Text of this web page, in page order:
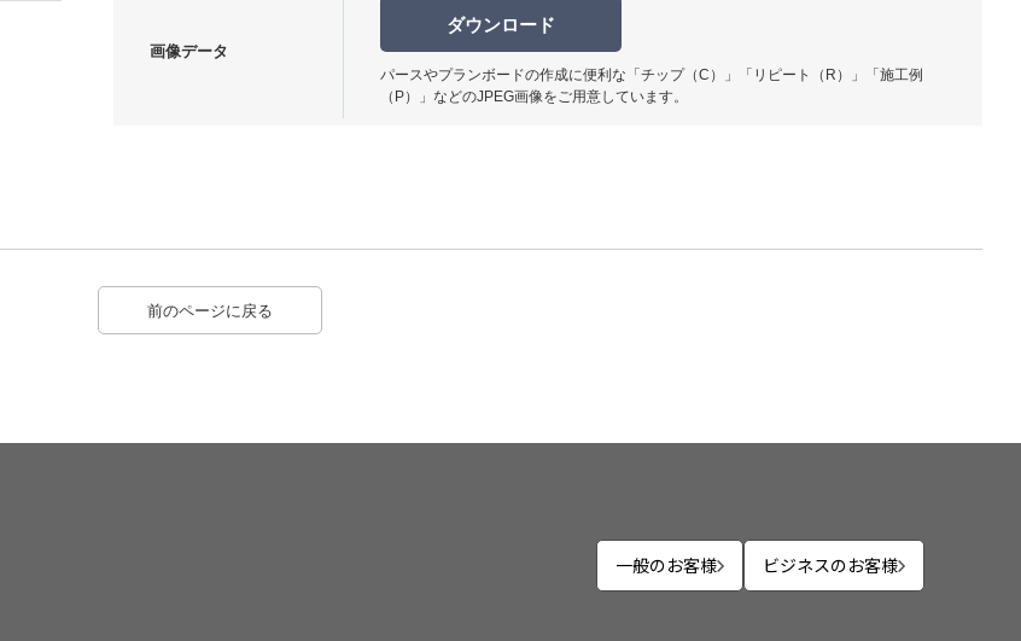
画像データ
ダウンロード
パースやプランボードの作成に便利な「チップ（C）」「リピート（R）」「施工例
（P）」などのJPEG画像をご用意しています。
前のページに戻る
一般のお客様 ビジネスのお客様